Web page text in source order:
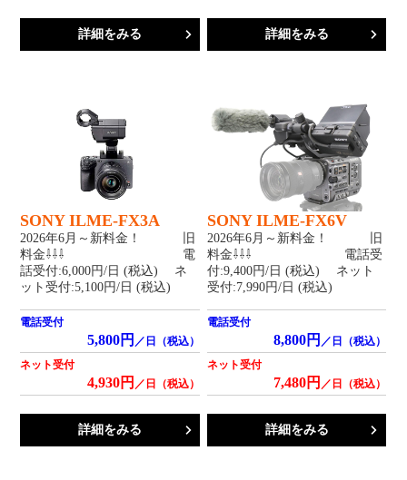
詳細をみる 詳細をみる
SONY ILME-FX3A
2026年6月～新料金！ 旧
料金⇩⇩⇩ 電
話受付:6,000円/日 (税込) ネ
ット受付:5,100円/日 (税込)
電話受付
5,800円 ／日（税込）
ネット受付
4,930円 ／日（税込）
詳細をみる
SONY ILME-FX6V
2026年6月～新料金！ 旧
料金⇩⇩⇩ 電話受
付:9,400円/日 (税込) ネット
受付:7,990円/日 (税込)
電話受付
8,800円 ／日（税込）
ネット受付
7,480円 ／日（税込）
詳細をみる